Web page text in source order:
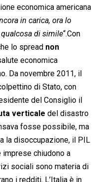
y
L
i
n
k
n
t
economica americana
in carica, ora lo
di simile“.Con
lo spread non
economica
Da novembre 2011, il
di Stato, con
del Consiglio il
verticale del disastro
fosse possibile, ma
la disoccupazione, il PIL
chiudono a
sociali sono materia di
i redditi. L’Italia è in